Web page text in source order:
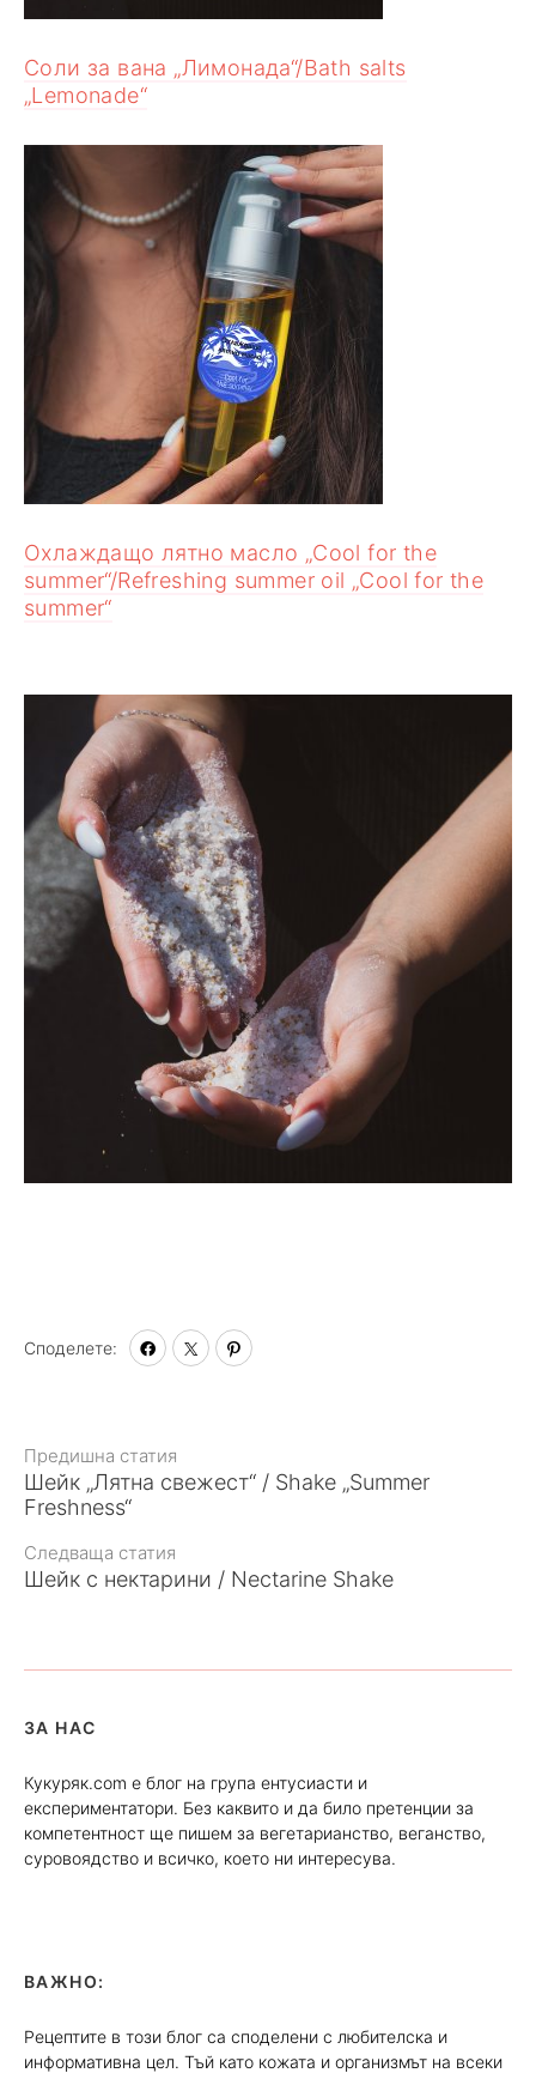
Към
статията
Предишна статия
Шейк „Лятна свежест“ / Shake „Summer
Freshness“
Следваща статия
Шейк с нектарини / Nectarine Shake
Соли за вана „Лимонада“/Bath salts
„Lemonade“
Охлаждащо лятно масло „Cool for the
summer“/Refreshing summer oil „Cool for the
summer“
Споделете:
ЗА НАС
Кукуряк.com е блог на група ентусиасти и
експериментатори. Без каквито и да било претенции за
компетентност ще пишем за вегетарианство, веганство,
суровоядство и всичко, което ни интересува.
ВАЖНО:
Рецептите в този блог са споделени с любителска и
информативна цел. Тъй като кожата и организмът на всеки